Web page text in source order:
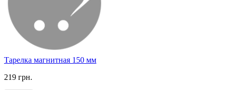
Тарелка магнитная 150 мм
219 грн.